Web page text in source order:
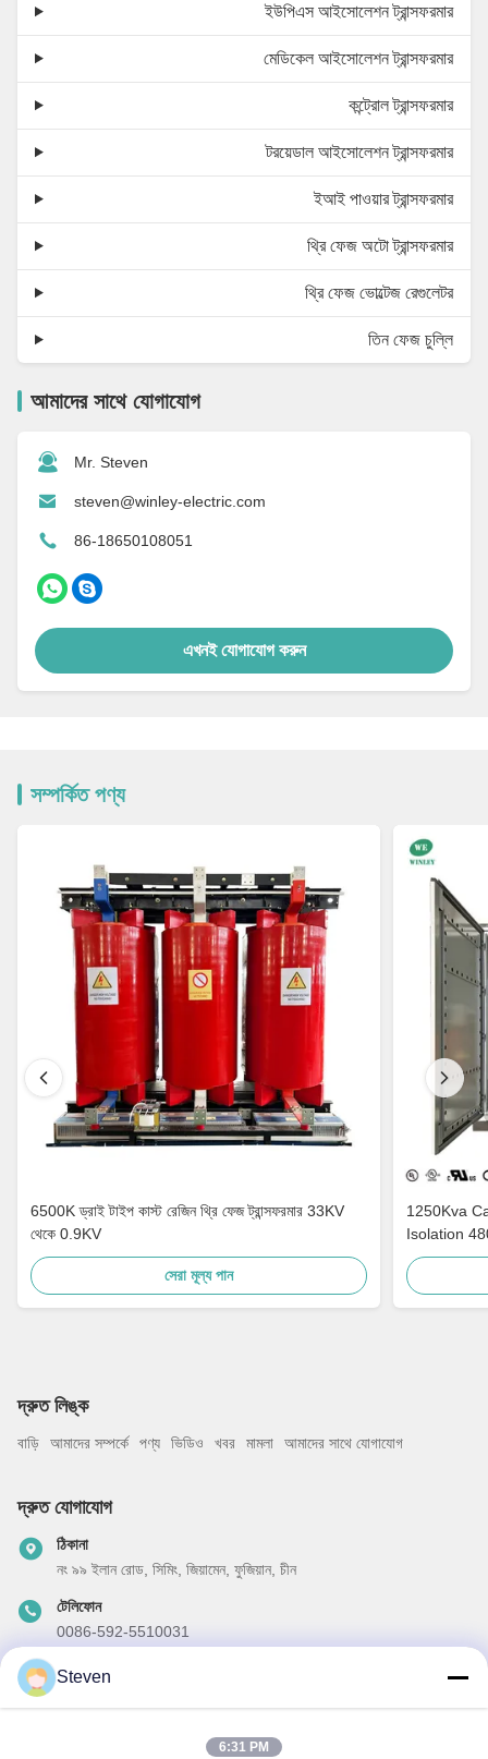
ইউপিএস আইসোলেশন ট্রান্সফরমার
মেডিকেল আইসোলেশন ট্রান্সফরমার
কন্ট্রোল ট্রান্সফরমার
টরয়েডাল আইসোলেশন ট্রান্সফরমার
ইআই পাওয়ার ট্রান্সফরমার
থ্রি ফেজ অটো ট্রান্সফরমার
থ্রি ফেজ ভোল্টেজ রেগুলেটর
তিন ফেজ চুল্লি
আমাদের সাথে যোগাযোগ
Mr. Steven
steven@winley-electric.com
86-18650108051
এখনই যোগাযোগ করুন
সম্পর্কিত পণ্য
6500K ড্রাই টাইপ কাস্ট রেজিন থ্রি ফেজ ট্রান্সফরমার 33KV
থেকে 0.9KV
সেরা মূল্য পান
1250Kva Cast Resin Dry Type Transformers
Isolation
দ্রুত লিঙ্ক
বাড়ি আমাদের সম্পর্কে পণ্য ভিডিও খবর মামলা আমাদের সাথে যোগাযোগ
দ্রুত যোগাযোগ
ঠিকানা
নং ৯৯ ইলান রোড, সিমিং, জিয়ামেন, ফুজিয়ান, চীন
টেলিফোন
0086-592-5510031
ই-মেইল
Steven
6:31 PM